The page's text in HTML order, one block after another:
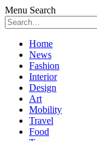
Menu Search
Skip
content
Home
News
Fashion
Interior
Design
Art
Mobility
Travel
Food